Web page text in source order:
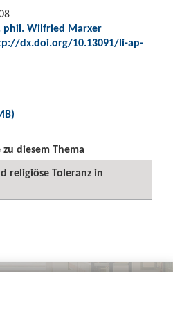
phil. Wilfried Marxer
dx.doi.org/10.13091/li-ap-
diesem Thema
religiöse Toleranz in